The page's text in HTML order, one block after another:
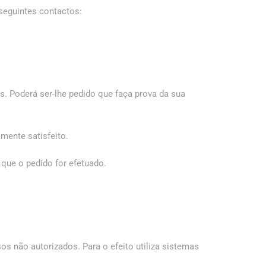
contactos:
Poderá ser-lhe pedido que faça prova da sua
satisfeito.
o pedido for efetuado.
não autorizados. Para o efeito utiliza sistemas